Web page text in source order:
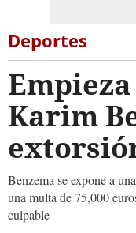
Deportes
Karim
Benzema se expone a
una multa de 75,000
culpable